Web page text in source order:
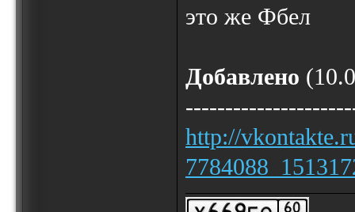
это же Фбел
Добавлено
http://